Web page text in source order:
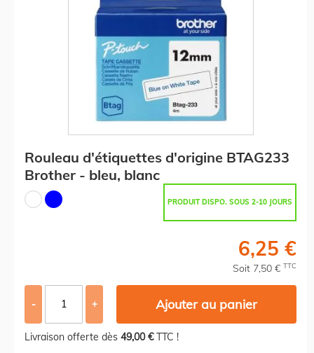
Rouleau d'étiquettes d'origine BTAG233
Brother - bleu, blanc
PRODUIT DISPO. SOUS 2-10 JOURS
6,25 €
Soit 7,50 € TTC
- + Ajouter au panier
Livraison offerte dès 49,00 €TTC !